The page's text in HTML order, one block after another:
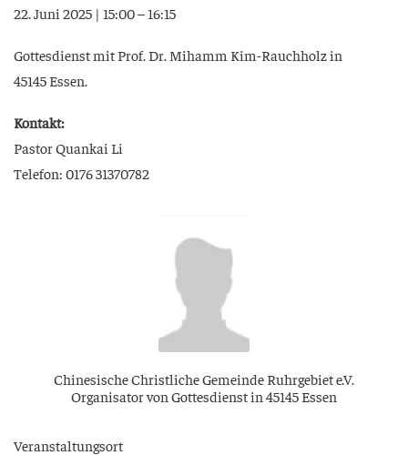
22. Juni 2025 | 15:00 – 16:15
Got­tes­dienst mit Prof. Dr. Mihamm Kim-Rauch­holz in
45145 Essen.
Kon­takt:
Pas­tor Quan­kai Li
Tele­fon: 0176 31370782
Chi­ne­si­sche Christ­li­che Gemein­de Ruhr­ge­biet e.V.
Orga­ni­sa­tor von Got­tes­dienst in 45145 Essen
Ver­an­stal­tungs­ort